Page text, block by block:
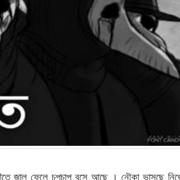
জাল ফেলে চুপচাপ বসে আছে । নৌকা ভাসছে